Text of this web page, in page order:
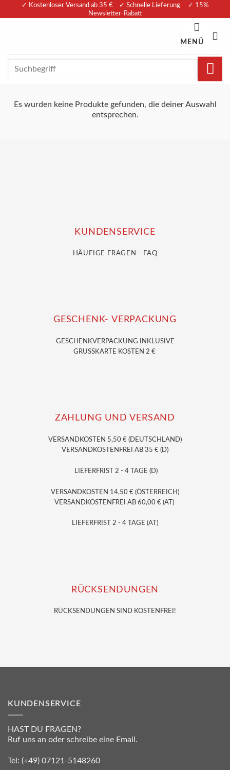
✓ Kostenloser Versand ab 35 € ✓ Schnelle Lieferung
✓ 15%
Newsletter-Rabatt
MENÜ
nach:
Es wurden keine Produkte gefunden, die deiner Auswahl
entsprechen.
KUNDENSERVICE
HÄUFIGE FRAGEN - FAQ
GESCHENK- VERPACKUNG
GESCHENKVERPACKUNG
INKLUSIVE
GRUSSKARTE KOSTEN 2 €
ZAHLUNG UND VERSAND
VERSANDKOSTEN 5,50 € (DEUTSCHLAND)
VERSANDKOSTENFREI AB 35 € (D)
LIEFERFRIST 2 - 4 TAGE (D)
VERSANDKOSTEN 14,50 € (ÖSTERREICH)
VERSANDKOSTENFREI AB 60,00 € (AT)
LIEFERFRIST 2 - 4 TAGE (AT)
RÜCKSENDUNGEN
RÜCKSENDUNGEN SIND KOSTENFREI!
KUNDENSERVICE
HAST DU FRAGEN?
Ruf uns an oder schreibe eine Email.
Tel: (+49) 07121-5148260